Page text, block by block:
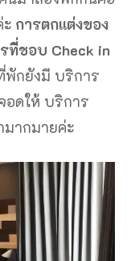
ะ การตกแต่งของ
ที่ชอบ Check in
พักยังมี บริการ
อดให้ บริการ
มากมายค่ะ